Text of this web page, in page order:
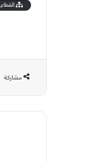
القطاع
مشاركة